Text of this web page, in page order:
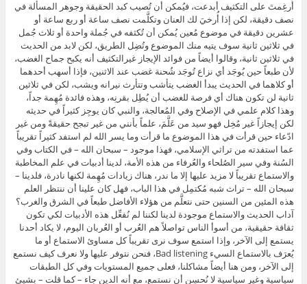
أُرغِمتَ على التكثيف أبدعت، فيُمكن أن تُصيب كبد الحقيقة وجوهر المسألة في
نصف دقيقة، لكن إذا أُرخيَ لك العنان وتكلَّمت نصف ساعة أو ربع ساعة أو
عشرين دقيقة في موضوع مُعين يُمكن أن تُكثفه في جُملة واحدة أو ثلاث جُمل
في ثلاثين ثانية سوف يتيه منك الموضوع وتُضِل الطريق، لكن لابد من الحديث
في ثلاثين ثانية، وقالوا أيضاً من فوائد الإيجاز غيرالتكثيف أنه يكبح جماح الغضب،
لأن طبعاً حين يُوجَد أي نزاع تُوجَد شُحنة غضب عند الاثنين، فإذا أسهب أحدهما
أو كلاهما في الحديث يبدأ الغضب يتأشب وتتأرث نيرانه ويشب، لكن في ثلاثين
ثانية لن تكون هناك أي فرصة للغضب أن يُطِل بقرنِه، وهذه فائدة مُهِمة جداً،
وهذا كلام علمي في الإصلاح وفي المُعالجة، والنبي كان يوجِز كثيراً في حديثه
لكن إيجازاً غير مُخِل فهو سيد من عَلَّمَ، علماً بأنني من غير تبجح حقيقةً ومن غير
ادّعاء حين قرأت في هذا الموضوع ما قرأت وما يسر الله لم استفد كثيراً تقريباً
عما استفدته من تراثي الإسلامي، فهذا موجود – سبحان الله – في الكتاب وفي
السُنة وفي سير الصُلحاء والعُرفاء من هذه الأمة، لدينا أدبيات في علم المخاطبة
والاستماع تقريباً لا مزيد عليها إلا ما ندر، هناك زيادات مُهِمة لكنها نادرة، فلدينا –
سبحان الله – تراث شبه مُكتمِل في هذا الباب، فهل كان علينا أن ننتظر العلم
هذه المئين من السنين حتى نتعلَّم من هؤلاء الأفاضل طبعاً في الشرق والغرب؟
آداب الحديث والاستماع موجودة لدينا لكننا لم نُفعِّل هذه الأدبيات لكي تكون
ثقافة حقيقية، من أسوأ الناس تواصلاً هم العُرب أو العُربان اليوم، لا يكاد أحدنا
يستمع إلى الآخر، وإذا استمع سوف نرى تقريباً كل مساوئ الاستماع أو ما
يُعرَف بالاستماع السيء Bad listening، فنحن نتوفر عليها ولا نعرف كيف نستمع
إلى الآخر، ومن هنا أيضاً مشاكلنا، فعلى جميع المستويات وفي كل الطبقات
سياسية وغير سياسية لا نُحسِن أن نستمع، مع أنه الدين جاء – كما قلت – بشيئ